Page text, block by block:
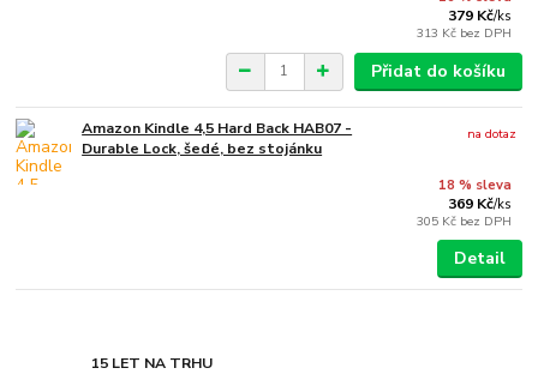
379 Kč/ks
313 Kč bez DPH
Přidat do košíku
Amazon Kindle 4,5 Hard Back HAB07 -
Durable Lock, šedé, bez stojánku
18 % sleva
369 Kč/ks
305 Kč bez DPH
na dotaz
Detail
15 LET NA TRHU